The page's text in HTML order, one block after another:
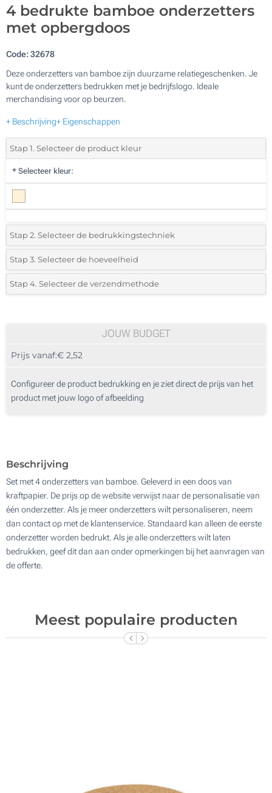
4 bedrukte bamboe onderzetters
met opbergdoos
Code:32678
Deze onderzetters van bamboe zijn duurzame relatiegeschenken. Je
kunt de onderzetters bedrukken met je bedrijfslogo. Ideale
merchandising voor op beurzen.
+ Beschrijving+ Eigenschappen
Stap 1. Selecteer de product kleur
* Selecteer kleur:
Stap 2. Selecteer de bedrukkingstechniek
*Selecteer de bedrukking en kleuren van het logo:
1 Kleur (Op één onderzetter)
1 Kleur (Op de houder)
Lasergravering (Op één onderzetter)
Stap 3. Selecteer de hoeveelheid
*Selecteer uit de lijst of voeg het gewenste aantal in
20
100
Stap 4. Selecteer de verzendmethode
JOUW BUDGET
Prijs vanaf:€ 2,52
Configureer de product bedrukking en je ziet direct de prijs van het
product met jouw logo of afbeelding
Beschrijving
Set met 4 onderzetters van bamboe. Geleverd in een doos van
kraftpapier. De prijs op de website verwijst naar de personalisatie van
één onderzetter. Als je meer onderzetters wilt personaliseren, neem
dan contact op met de klantenservice. Standaard kan alleen de eerste
onderzetter worden bedrukt. Als je alle onderzetters wilt laten
bedrukken, geef dit dan aan onder opmerkingen bij het aanvragen van
de offerte.
Meest populaire producten